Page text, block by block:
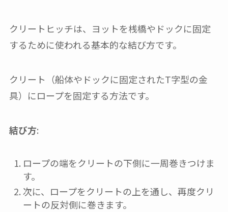
クリートヒッチは、ヨットを桟橋やドックに固定
するために使われる基本的な結び方です。
クリート（船体やドックに固定されたT字型の金
具）にロープを固定する方法です。
結び方:
ロープの端をクリートの下側に一周巻きつけま
す。
次に、ロープをクリートの上を通し、再度クリ
ートの反対側に巻きます。